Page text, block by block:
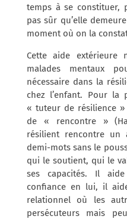
temps à se constituer,
pas sûr qu’elle
moment où on la
Cette aide extérieure
malades mentaux
nécessaire dans la
chez l’enfant. Pour la
« tuteur de résilience
de « rencontre »
résilient rencontre
demi-mots sans le
qui le soutient, qui le
ses capacités. Il
confiance en lui, il
relationnel où les
persécuteurs mais